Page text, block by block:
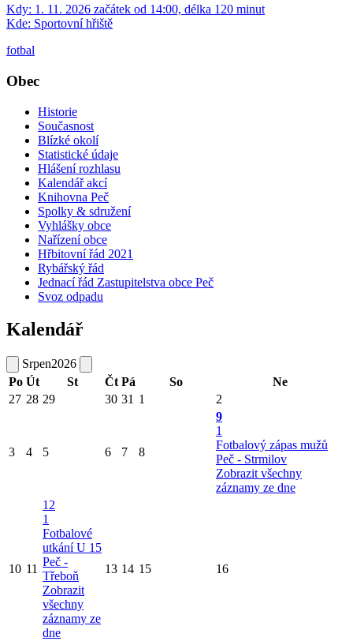
Kdy: 1. 11. 2026 začátek od 14:00, délka 120 minut
Kde: Sportovní hřiště
fotbal
Obec
Historie
Současnost
Blízké okolí
Statistické údaje
Hlášení rozhlasu
Kalendář akcí
Knihovna Peč
Spolky & sdružení
Vyhlášky obce
Nařízení obce
Hřbitovní řád 2021
Rybářský řád
Jednací řád Zastupitelstva obce Peč
Svoz odpadu
Kalendář
Srpen2026
Po Út St Čt Pá So
Ne
27 28 29 30 31 1 2
3 4 5 6 7 8
9
1
Fotbalový zápas mužů
Peč - Strmilov
Zobrazit všechny
záznamy ze dne
10 11
12
1
Fotbalové
utkání U 15
Peč -
Třeboň
Zobrazit
všechny
záznamy ze
dne
13 14 15 16